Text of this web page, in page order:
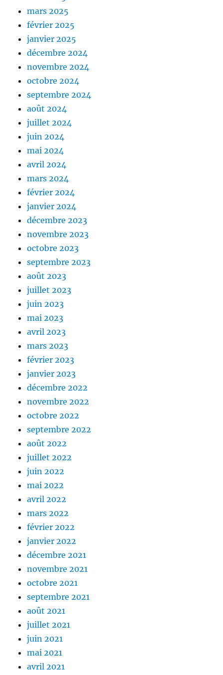
mars 2025
février 2025
janvier 2025
décembre 2024
novembre 2024
octobre 2024
septembre 2024
août 2024
juillet 2024
juin 2024
mai 2024
avril 2024
mars 2024
février 2024
janvier 2024
décembre 2023
novembre 2023
octobre 2023
septembre 2023
août 2023
juillet 2023
juin 2023
mai 2023
avril 2023
mars 2023
février 2023
janvier 2023
décembre 2022
novembre 2022
octobre 2022
septembre 2022
août 2022
juillet 2022
juin 2022
mai 2022
avril 2022
mars 2022
février 2022
janvier 2022
décembre 2021
novembre 2021
octobre 2021
septembre 2021
août 2021
juillet 2021
juin 2021
mai 2021
avril 2021